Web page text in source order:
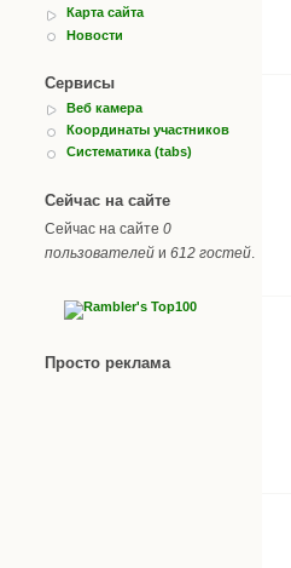
Карта сайта
Новости
Сервисы
Веб камера
Координаты участников
Систематика (tabs)
Сейчас на сайте
Сейчас на сайте 0
пользователей и 612 гостей
Просто реклама